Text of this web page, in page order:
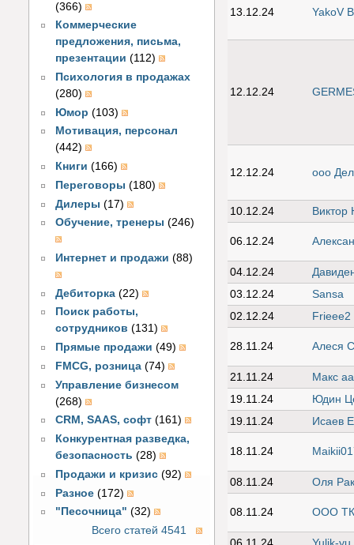
(366)
Коммерческие
предложения, письма,
презентации (112)
Психология в продажах
(280)
Юмор (103)
Мотивация, персонал
(442)
Книги (166)
Переговоры (180)
Дилеры (17)
Обучение, тренеры (246)
Интернет и продажи (88)
Дебиторка (22)
Поиск работы,
сотрудников (131)
Прямые продажи (49)
FMCG, розница (74)
Управление бизнесом
(268)
CRM, SAAS, софт (161)
Конкурентная разведка,
безопасность (28)
Продажи и кризис (92)
Разное (172)
"Песочница" (32)
Всего статей 4541
13.12.24 YakoV
12.12.24
12.12.24 ооо
10.12.24 Виктор
06.12.24
04.12.24
03.12.24
Sansa
02.12.24
Frieee2
28.11.24 Алеся
21.11.24
Макс
19.11.24
Юдин
19.11.24
Исаев
18.11.24
08.11.24 Оля
08.11.24 ООО ТК